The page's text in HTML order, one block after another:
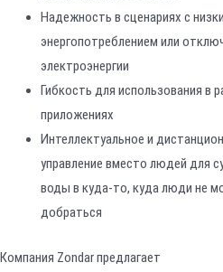
Надежность в сценариях с
энергопотреблением или
электроэнергии
Гибкость для использования в
приложениях
Интеллектуальное и
управление вместо людей для
воды в куда-то, куда люди не
добраться
Компания Zondar предлагает